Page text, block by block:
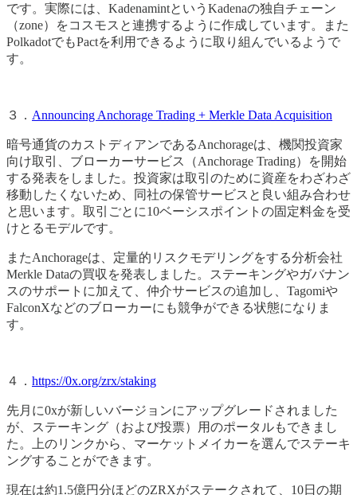
です。実際には、KadenamintというKadenaの独自チェーン
（zone）をコスモスと連携するように作成しています。また
PolkadotでもPactを利用できるように取り組んでいるようで
す。
３． Announcing Anchorage Trading + Merkle Data Acquisition
暗号通貨のカストディアンであるAnchorageは、機関投資家
向け取引、ブローカーサービス（Anchorage Trading）を開始
する発表をしました。投資家は取引のために資産をわざわざ
移動したくないため、同社の保管サービスと良い組み合わせ
と思います。取引ごとに10ベーシスポイントの固定料金を受
けとるモデルです。
またAnchorageは、定量的リスクモデリングをする分析会社
Merkle Dataの買収を発表しました。ステーキングやガバナン
スのサポートに加えて、仲介サービスの追加し、Tagomiや
FalconXなどのブローカーにも競争ができる状態になりま
す。
４． https://0x.org/zrx/staking
先月に0xが新しいバージョンにアップグレードされました
が、ステーキング（および投票）用のポータルもできまし
た。上のリンクから、マーケットメイカーを選んでステーキ
ングすることができます。
現在は約1.5億円分ほどのZRXがステークされて、10日の期